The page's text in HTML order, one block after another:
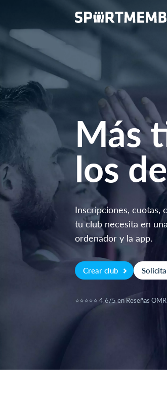
Más
los
Inscripciones, cuotas,
tu club necesita en
ordenador y la app.
Crear club
⭐⭐⭐⭐⭐ 4,6/5 en Reseñas OMR